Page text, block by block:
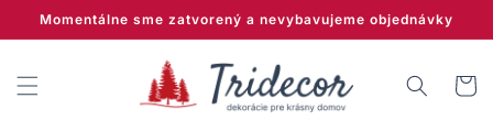
na
obsah
Momentálne sme zatvorený a nevybavujeme objednávky
Košík